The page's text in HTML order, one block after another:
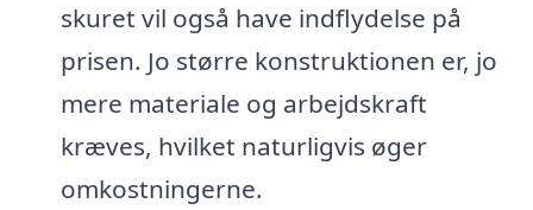
skuret vil også have indflydelse på
prisen. Jo større konstruktionen er, jo
mere materiale og arbejdskraft
kræves, hvilket naturligvis øger
omkostningerne.